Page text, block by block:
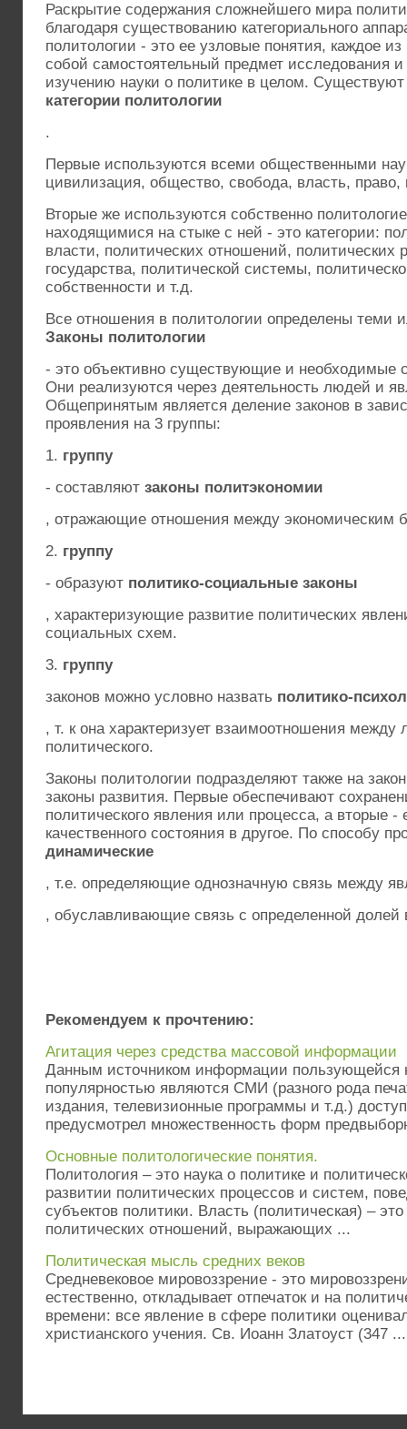
Раскрытие содержания сложнейшего мира
благодаря существованию категориального
политологии - это ее узловые понятия, каждое из
собой самостоятельный предмет исследования
изучению науки о политике в целом.
категории политологии
.
Первые используются всеми общественными
цивилизация, общество, свобода, власть, право,
Вторые же используются собственно
находящимися на стыке с ней - это категории:
власти, политических отношений, политических
государства, политической системы,
собственности и т.д.
Все отношения в политологии определены теми
Законы политологии
- это объективно существующие и необходимые
Они реализуются через деятельность людей и
Общепринятым является деление законов в
проявления на 3 группы:
1. группу
- составляют законы политэкономии
, отражающие отношения между экономическим
2. группу
- образуют политико-социальные законы
, характеризующие развитие политических
социальных схем.
3. группу
законов можно условно назвать политико-
, т. к она характеризует взаимоотношения
политического.
Законы политологии подразделяют также на
законы развития. Первые обеспечивают
политического явления или процесса, а вторые -
качественного состояния в другое. По способу
динамические
, т.е. определяющие однозначную связь между
, обуславливающие связь с определенной долей
Рекомендуем к прочтению:
Агитация через средства массовой информации
Данным источником информации пользующейся
популярностью являются СМИ (разного рода
издания, телевизионные программы и т.д.)
предусмотрел множественность форм
Основные политологические понятия.
Политология – это наука о политике и
развитии политических процессов и систем,
субъектов политики. Власть (политическая) –
политических отношений, выражающих ...
Политическая мысль средних веков
Средневековое мировоззрение - это
естественно, откладывает отпечаток и на
времени: все явление в сфере политики
христианского учения. Св. Иоанн Златоуст (347 ...